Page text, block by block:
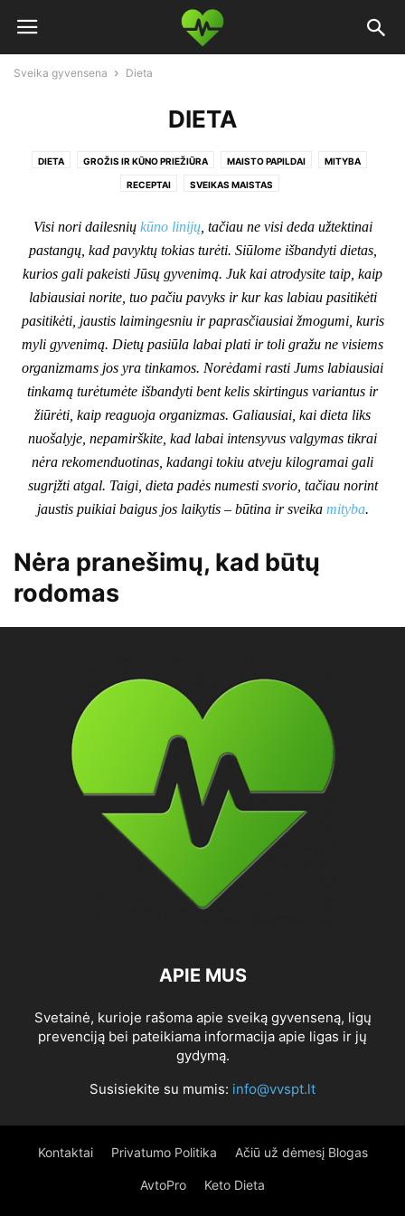
Sveika gyvensena Dieta
DIETA
DIETA GROŽIS IR KŪNO PRIEŽIŪRA MAISTO PAPILDAI MITYBA
RECEPTAI SVEIKAS MAISTAS
Visi nori dailesnių kūno linijų, tačiau ne visi deda užtektinai
pastangų, kad pavyktų tokias turėti. Siūlome išbandyti dietas,
kurios gali pakeisti Jūsų gyvenimą. Juk kai atrodysite taip, kaip
labiausiai norite, tuo pačiu pavyks ir kur kas labiau pasitikėti
pasitikėti, jaustis laimingesniu ir paprasčiausiai žmogumi, kuris
myli gyvenimą. Dietų pasiūla labai plati ir toli gražu ne visiems
organizmams jos yra tinkamos. Norėdami rasti Jums labiausiai
tinkamą turėtumėte išbandyti bent kelis skirtingus variantus ir
žiūrėti, kaip reaguoja organizmas. Galiausiai, kai dieta liks
nuošalyje, nepamirškite, kad labai intensyvus valgymas tikrai
nėra rekomenduotinas, kadangi tokiu atveju kilogramai gali
sugrįžti atgal. Taigi, dieta padės numesti svorio, tačiau norint
jaustis puikiai baigus jos laikytis – būtina ir sveika mityba.
Nėra pranešimų, kad būtų
rodomas
APIE MUS
Svetainė, kurioje rašoma apie sveiką gyvenseną, ligų
prevenciją bei pateikiama informacija apie ligas ir jų
gydymą.
Susisiekite su mumis: info@vvspt.lt
Kontaktai Privatumo Politika Ačiū už dėmesį Blogas
AvtoPro Keto Dieta